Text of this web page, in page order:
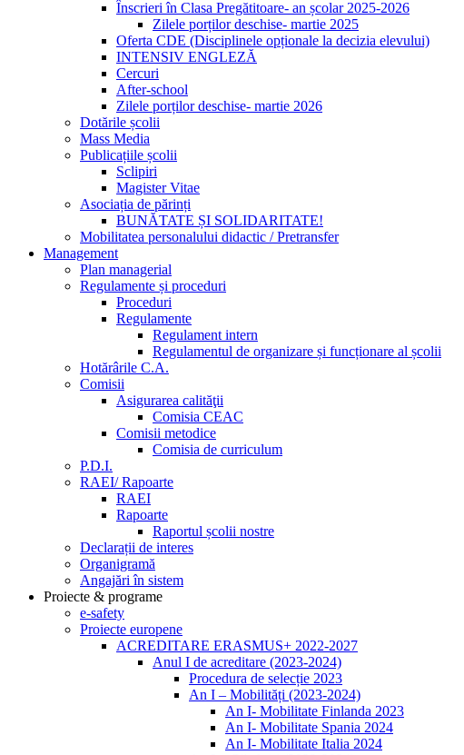
Înscrieri în Clasa Pregătitoare- an școlar 2025-2026
Zilele porților deschise- martie 2025
Oferta CDE (Disciplinele opționale la decizia elevului)
INTENSIV ENGLEZĂ
Cercuri
After-school
Zilele porților deschise- martie 2026
Dotările școlii
Mass Media
Publicațiile școlii
Sclipiri
Magister Vitae
Asociația de părinți
BUNĂTATE ȘI SOLIDARITATE!
Mobilitatea personalului didactic / Pretransfer
Management
Plan managerial
Regulamente și proceduri
Proceduri
Regulamente
Regulament intern
Regulamentul de organizare și funcționare al școlii
Hotărârile C.A.
Comisii
Asigurarea calităţii
Comisia CEAC
Comisii metodice
Comisia de curriculum
P.D.I.
RAEI/ Rapoarte
RAEI
Rapoarte
Raportul școlii nostre
Declarații de interes
Organigramă
Angajări în sistem
Proiecte & programe
e-safety
Proiecte europene
ACREDITARE ERASMUS+ 2022-2027
Anul I de acreditare (2023-2024)
Procedura de selecție 2023
An I – Mobilități (2023-2024)
An I- Mobilitate Finlanda 2023
An I- Mobilitate Spania 2024
An I- Mobilitate Italia 2024